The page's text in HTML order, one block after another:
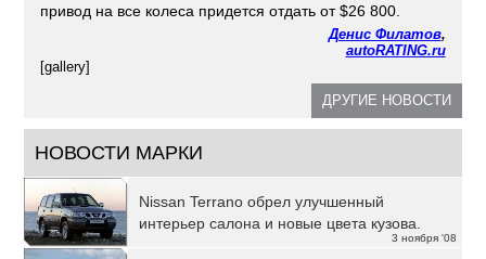
привод на все колеса придется отдать от $26 800.
Денис Филатов,
autoRATING.ru
[gallery]
ДРУГИЕ НОВОСТИ
НОВОСТИ МАРКИ
3 ноября '08
Nissan Terrano обрел улучшенный
интерьер салона и новые цвета кузова.